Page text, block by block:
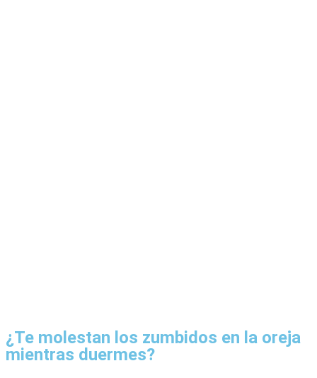
¿Te molestan los zumbidos en la oreja
mientras duermes?